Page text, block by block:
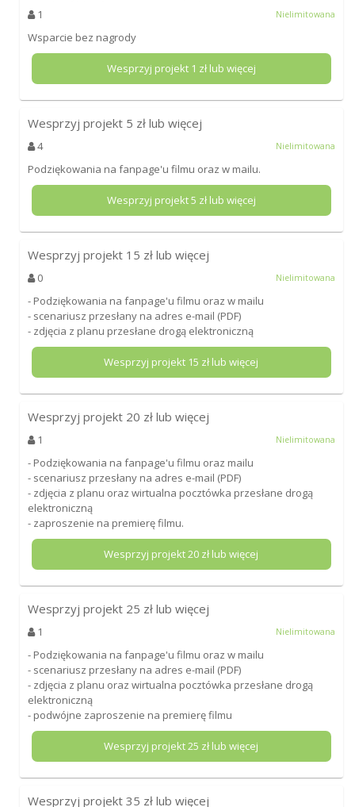
1 Nielimitowana
Wsparcie bez nagrody
Wesprzyj projekt 1 zł lub więcej
Wesprzyj projekt 5 zł lub więcej
4 Nielimitowana
Podziękowania na fanpage'u filmu oraz w mailu.
Wesprzyj projekt5 zł lub więcej
Wesprzyj projekt 15 zł lub więcej
0 Nielimitowana
- Podziękowania na fanpage'u filmu oraz w mailu
- scenariusz przesłany na adres e-mail (PDF)
- zdjęcia z planu przesłane drogą elektroniczną
Wesprzyj projekt 15 zł lub więcej
Wesprzyj projekt 20 zł lub więcej
1 Nielimitowana
- Podziękowania na fanpage'u filmu oraz mailu
- scenariusz przesłany na adres e-mail (PDF)
- zdjęcia z planu oraz wirtualna pocztówka przesłane drogą
elektroniczną
- zaproszenie na premierę filmu.
Wesprzyj projekt20 zł lub więcej
Wesprzyj projekt 25 zł lub więcej
1 Nielimitowana
- Podziękowania na fanpage'u filmu oraz w mailu
- scenariusz przesłany na adres e-mail (PDF)
- zdjęcia z planu oraz wirtualna pocztówka przesłane drogą
elektroniczną
- podwójne zaproszenie na premierę filmu
Wesprzyj projekt25 zł lub więcej
Wesprzyj projekt 35 zł lub więcej